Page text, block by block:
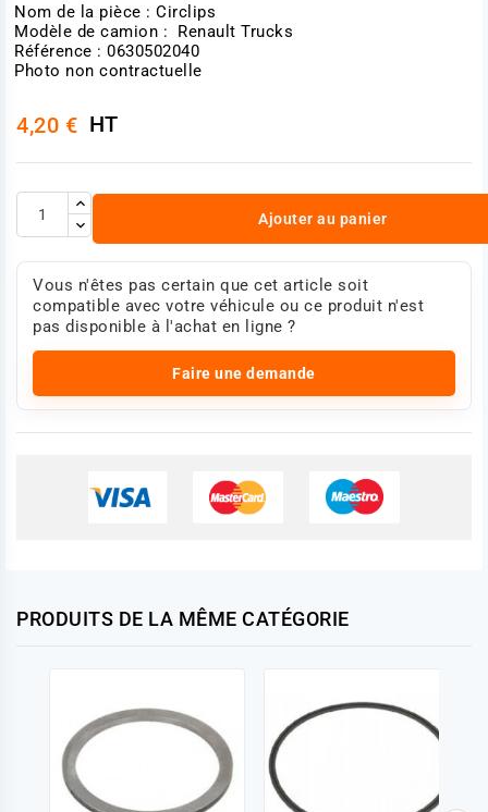
Nom de la pièce : Circlips
Modèle de camion : Renault Trucks
Référence : 0630502040
Photo non contractuelle
4,20 € HT
Ajouter au panier
Vous n'êtes pas certain que cet article soit
compatible avec votre véhicule ou ce produit n'est
pas disponible à l'achat en ligne ?
Faire une demande
PRODUITS DE LA MÊME CATÉGORIE